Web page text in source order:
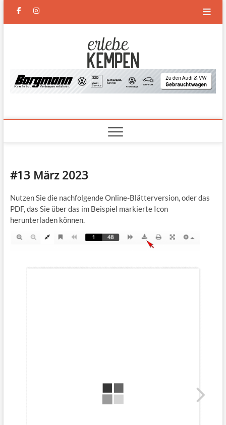
facebookinstagram
Kempen
#13 März 2023
Nutzen Sie die nachfolgende Online-Blätterversion, oder das
PDF, das Sie über das im Beispiel markierte Icon
herunterladen können.